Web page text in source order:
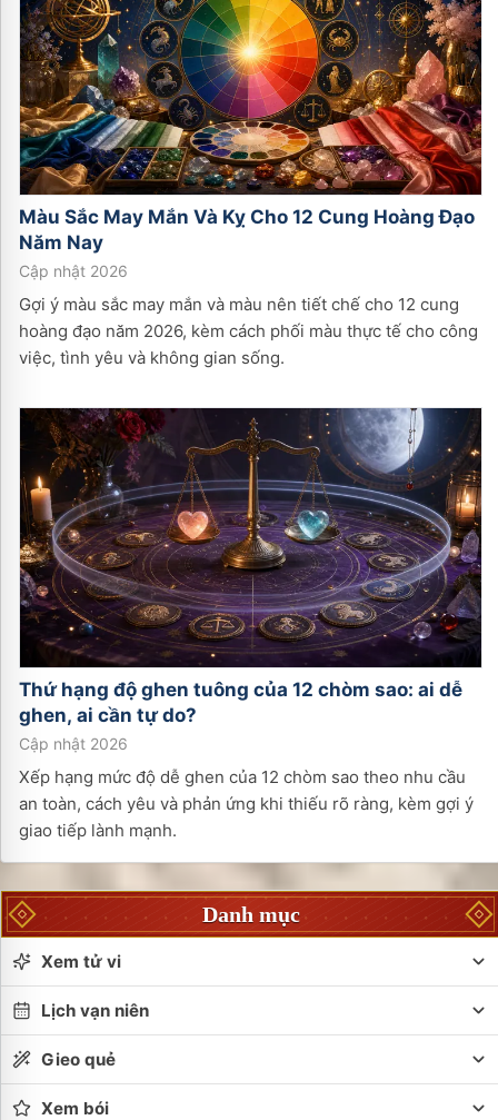
Màu Sắc May Mắn Và Kỵ Cho 12 Cung Hoàng Đạo
Năm Nay
Cập nhật 2026
Gợi ý màu sắc may mắn và màu nên tiết chế cho 12 cung
hoàng đạo năm 2026, kèm cách phối màu thực tế cho công
việc, tình yêu và không gian sống.
Thứ hạng độ ghen tuông của 12 chòm sao: ai dễ
ghen, ai cần tự do?
Cập nhật 2026
Xếp hạng mức độ dễ ghen của 12 chòm sao theo nhu cầu
an toàn, cách yêu và phản ứng khi thiếu rõ ràng, kèm gợi ý
giao tiếp lành mạnh.
Danh mục
Xem tử vi
Lịch vạn niên
Gieo quẻ
Xem bói